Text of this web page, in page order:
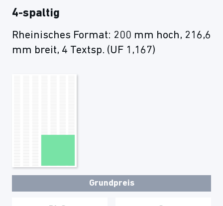
4-spaltig
Rheinisches Format: 200 mm hoch, 216,6
mm breit, 4 Textsp. (UF 1,167)
Grundpreis